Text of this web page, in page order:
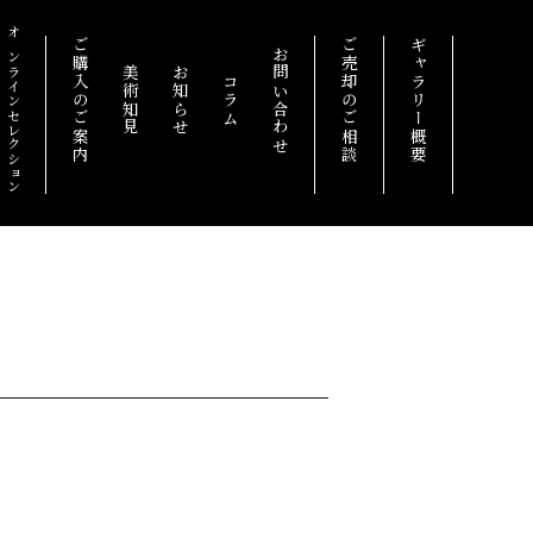
オンラインセレクション ご購入のご案内 美術知見 お知らせ コラム お問い合わせ ご売却のご相談 ギャラリー概要